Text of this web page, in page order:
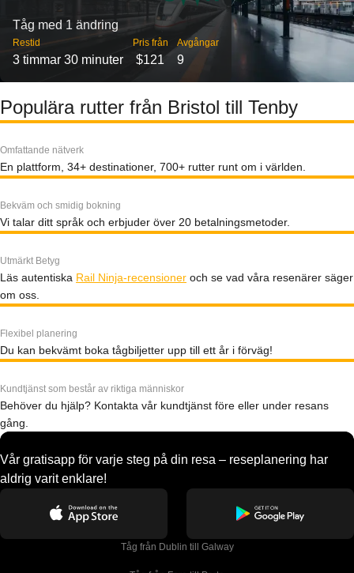
Tåg med 1 ändring
Restid
3 timmar 30 minuter
Pris från
$121
Avgångar
9
Populära rutter från Bristol till Tenby
Omfattande nätverk
En plattform, 34+ destinationer, 700+ rutter runt om i världen.
Bekväm och smidig bokning
Vi talar ditt språk och erbjuder över 20 betalningsmetoder.
Utmärkt Betyg
Läs autentiska Rail Ninja-recensioner och se vad våra resenärer säger
om oss.
Flexibel planering
Du kan bekvämt boka tågbiljetter upp till ett år i förväg!
Kundtjänst som består av riktiga människor
Behöver du hjälp? Kontakta vår kundtjänst före eller under resans
gång.
Vår gratisapp för varje steg på din resa – reseplanering har
aldrig varit enklare!
Tåg från Dublin till Galway